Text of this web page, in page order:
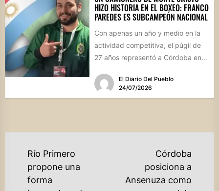
HIZO HISTORIA EN EL BOXEO: FRANCO
PAREDES ES SUBCAMPEÓN NACIONAL
Con apenas un año y medio en la
actividad competitiva, el púgil de
27 años representó a Córdoba en
El Diario Del Pueblo
24/07/2026
NAVEGACIÓN
ENTRADAS
Río Primero
propone una
forma
Córdoba
posiciona a
Ansenuza como